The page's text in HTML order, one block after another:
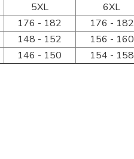
5XL
6XL
176 - 182
176 - 182
148 - 152
156 - 160
146 - 150 154 - 158